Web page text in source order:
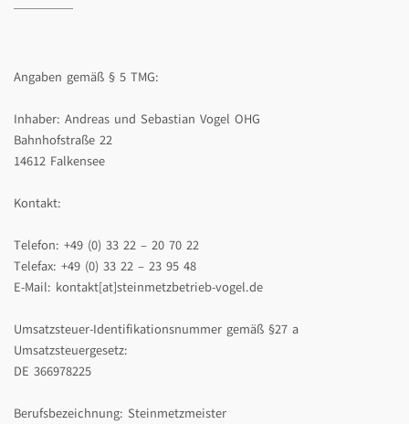
Angaben gemäß § 5 TMG:
Inhaber: Andreas und Sebastian Vogel OHG
Bahnhofstraße 22
14612 Falkensee
Kontakt:
Telefon: +49 (0) 33 22 – 20 70 22
Telefax: +49 (0) 33 22 – 23 95 48
E-Mail: kontakt[at]steinmetzbetrieb-vogel.de
Umsatzsteuer-Identifikationsnummer gemäß §27 a
Umsatzsteuergesetz:
DE 366978225
Berufsbezeichnung: Steinmetzmeister